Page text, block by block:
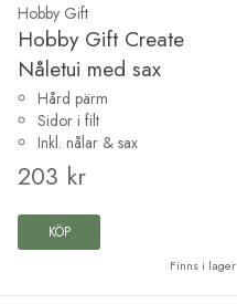
Hobby Gift
Hobby Gift Create
Nåletui med sax
Hård pärm
Sidor i filt
Inkl. nålar & sax
203 kr
KÖP
Finns i lager